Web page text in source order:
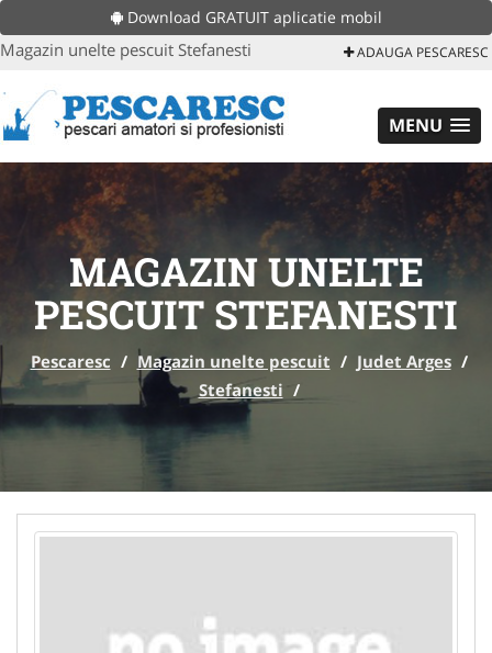
Download GRATUIT aplicatie mobil
Magazin unelte pescuit Stefanesti ADAUGA PESCARESC
MENU
MAGAZIN UNELTE
PESCUIT STEFANESTI
Pescaresc / Magazin unelte pescuit / Judet Arges /
Stefanesti /